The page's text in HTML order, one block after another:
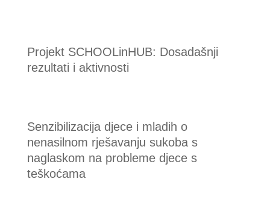
Projekt SCHOOLinHUB: Dosadašnji
rezultati i aktivnosti
Senzibilizacija djece i mladih o
nenasilnom rješavanju sukoba s
naglaskom na probleme djece s
teškoćama